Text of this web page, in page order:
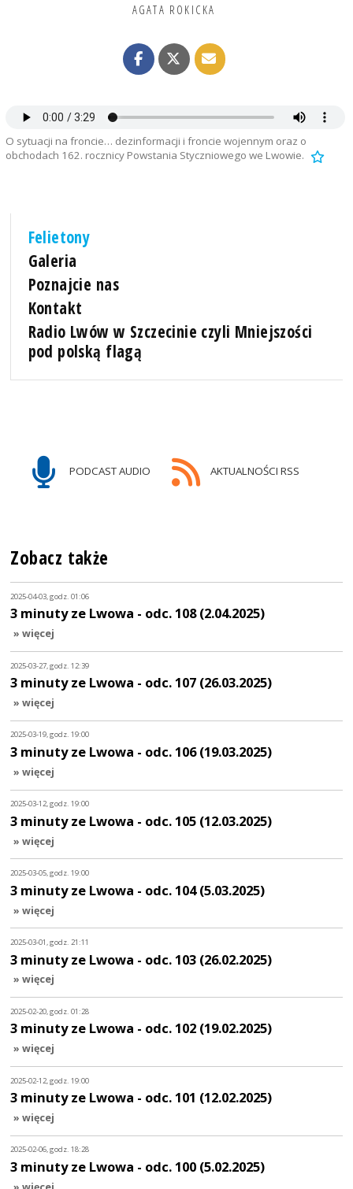
AGATA ROKICKA
O sytuacji na froncie… dezinformacji i froncie wojennym oraz o
obchodach 162. rocznicy Powstania Styczniowego we Lwowie.
Felietony
Galeria
Poznajcie nas
Kontakt
Radio Lwów w Szczecinie czyli Mniejszości
pod polską flagą
PODCAST AUDIO AKTUALNOŚCI RSS
Zobacz także
2025-04-03, godz. 01:06
3 minuty ze Lwowa - odc. 108 (2.04.2025)
» więcej
2025-03-27, godz. 12:39
3 minuty ze Lwowa - odc. 107 (26.03.2025)
» więcej
2025-03-19, godz. 19:00
3 minuty ze Lwowa - odc. 106 (19.03.2025)
» więcej
2025-03-12, godz. 19:00
3 minuty ze Lwowa - odc. 105 (12.03.2025)
» więcej
2025-03-05, godz. 19:00
3 minuty ze Lwowa - odc. 104 (5.03.2025)
» więcej
2025-03-01, godz. 21:11
3 minuty ze Lwowa - odc. 103 (26.02.2025)
» więcej
2025-02-20, godz. 01:28
3 minuty ze Lwowa - odc. 102 (19.02.2025)
» więcej
2025-02-12, godz. 19:00
3 minuty ze Lwowa - odc. 101 (12.02.2025)
» więcej
2025-02-06, godz. 18:28
3 minuty ze Lwowa - odc. 100 (5.02.2025)